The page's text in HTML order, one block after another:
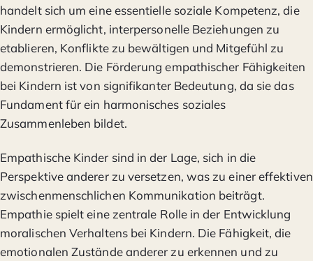
handelt sich um eine essentielle soziale Kompetenz, die
Kindern ermöglicht, interpersonelle Beziehungen zu
etablieren, Konflikte zu bewältigen und Mitgefühl zu
demonstrieren. Die Förderung empathischer Fähigkeiten
bei Kindern ist von signifikanter Bedeutung, da sie das
Fundament für ein harmonisches soziales
Zusammenleben bildet.
Empathische Kinder sind in der Lage, sich in die
Perspektive anderer zu versetzen, was zu einer effektiven
zwischenmenschlichen Kommunikation beiträgt.
Empathie spielt eine zentrale Rolle in der Entwicklung
moralischen Verhaltens bei Kindern. Die Fähigkeit, die
emotionalen Zustände anderer zu erkennen und zu